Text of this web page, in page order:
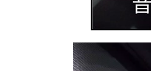
視
訊